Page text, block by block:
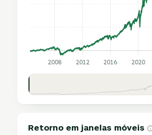
2008 2012 2016 2020
Retorno em janelas móveis